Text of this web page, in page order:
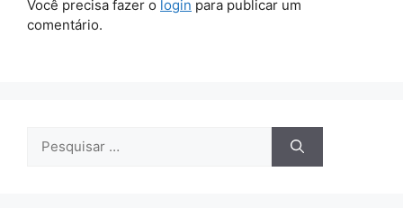
Você precisa fazer o login para publicar um
comentário.
por: